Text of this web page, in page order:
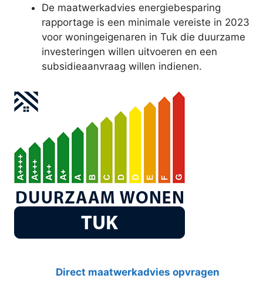
De maatwerkadvies energiebesparing
rapportage is een minimale vereiste in 2023
voor woningeigenaren in Tuk die duurzame
investeringen willen uitvoeren en een
subsidieaanvraag willen indienen.
Direct maatwerkadvies opvragen